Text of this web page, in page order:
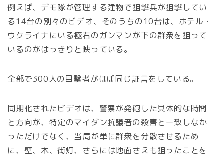
例えば、デモ隊が管理する建物で狙撃兵が狙撃してい
る14台の別々のビデオ、そのうちの10台は、ホテル・
ウクライナにいる極右のガンマンが下の群衆を狙って
いるのがはっきりと映っている。
全部で300人の目撃者がほぼ同じ証言をしている。
同期化されたビデオは、警察が発砲した具体的な時間
と方向が、特定のマイダン抗議者の殺害と一致しなか
っただけでなく、当局が単に群衆を分散させるため
に、壁、木、街灯、さらには地面さえも狙ったことを